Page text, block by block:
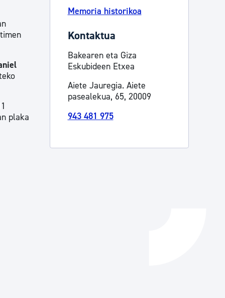
Tramitaziorako laguntza
plaka
Memoria historikoa
Kontaktua
Bakearen eta Giza
Eskubideen Etxea
Aiete Jauregia. Aiete
pasealekua, 65, 20009
943 481 975